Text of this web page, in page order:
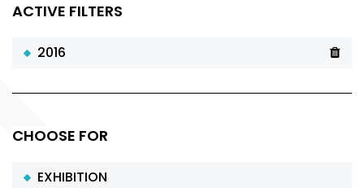
ACTIVE FILTERS
2016
CHOOSE FOR
EXHIBITION